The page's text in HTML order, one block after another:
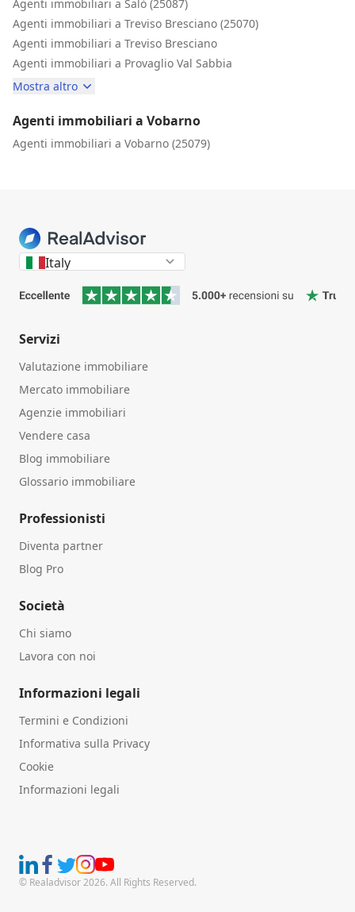
Agenti immobiliari a Salò (25087)
Agenti immobiliari a Treviso Bresciano (25070)
Agenti immobiliari a Treviso Bresciano
Agenti immobiliari a Provaglio Val Sabbia
Mostra altro
Agenti immobiliari a Vobarno
Agenti immobiliari a Vobarno (25079)
Italy
Servizi
Valutazione immobiliare
Mercato immobiliare
Agenzie immobiliari
Vendere casa
Blog immobiliare
Glossario immobiliare
Professionisti
Diventa partner
Blog Pro
Società
Chi siamo
Lavora con noi
Informazioni legali
Termini e Condizioni
Informativa sulla Privacy
Cookie
Informazioni legali
© Realadvisor 2026. All Rights Reserved.